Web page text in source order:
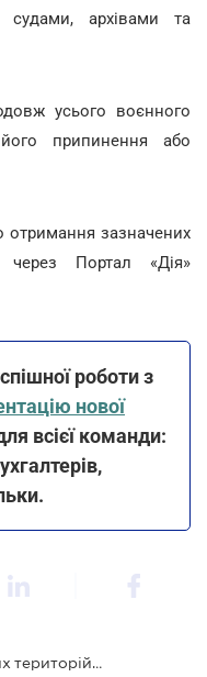
судами, архівами та
усього воєнного
припинення або
отримання зазначених
Портал «Дія»
роботи з
нової
всієї команди:
Громадян та бізнес з прифронтових територій звільнили від оплати низки реєстраційних послуг